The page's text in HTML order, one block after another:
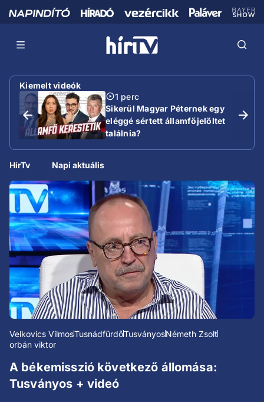
Kiemelt videók
1 perc
Sikerül Magyar Péternek egy
eléggé sértett államfőjelöltet
találnia?
HírTv Napi aktuális
Velkovics VilmosTusnádfürdőTusványosNémeth Zsolt
orbán viktor
A békemisszió következő állomása:
Tusványos + videó